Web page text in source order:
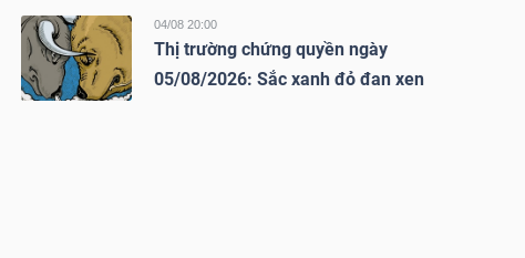
04/08 20:00
Thị trường chứng quyền ngày
05/08/2026: Sắc xanh đỏ đan xen